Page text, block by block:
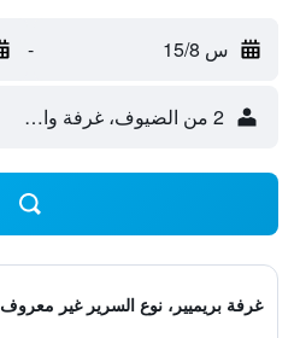
س 15/8 -
2 من الضيوف، غرفة واحدة
غرفة بريميير، نوع السرير غير معروف